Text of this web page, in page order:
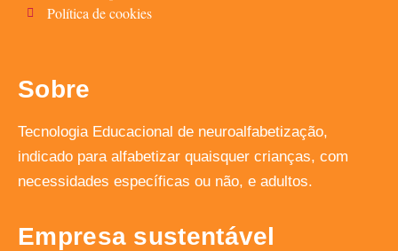
Política de cookies
Sobre
Tecnologia Educacional de neuroalfabetização,
indicado para alfabetizar quaisquer crianças, com
necessidades específicas ou não, e adultos.
Empresa sustentável